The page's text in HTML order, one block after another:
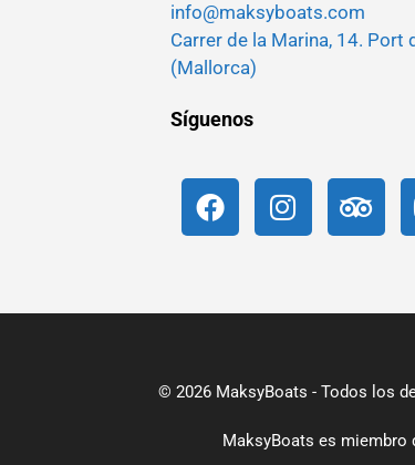
info@maksyboats.com
Carrer de la Marina, 14. Port
(Mallorca)
Síguenos
© 2026 MaksyBoats - Todos los
MaksyBoats es miembro